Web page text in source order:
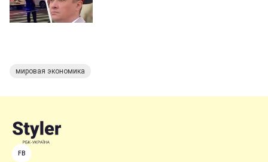
мировая экономика
FB